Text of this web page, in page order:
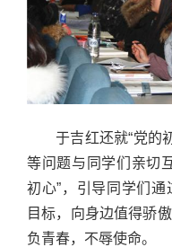
于吉红还就“党的
等问题与同学们亲切
初心”，引导同学们
目标，向身边值得骄
负青春，不辱使命。